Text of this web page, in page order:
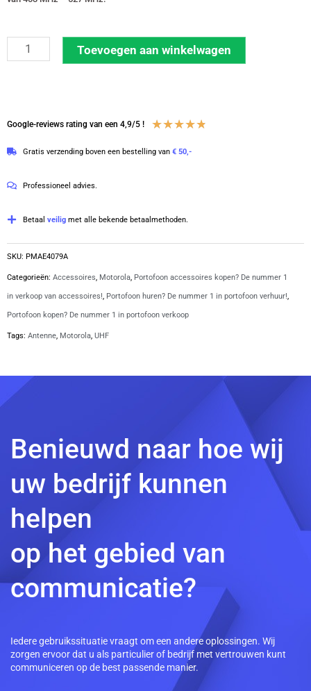
Motorola
antenne
serie
PMAE4079
Toevoegen aan winkelwagen
Google-reviews rating van een 4,9/5 ! ★★★★★
Gratis verzending boven een bestelling van € 50,-
Professioneel advies.
Betaal veilig met alle bekende betaalmethoden.
SKU: PMAE4079A
Categorieën: Accessoires, Motorola, Portofoon accessoires kopen? De nummer 1
in verkoop van accessoires!, Portofoon huren? De nummer 1 in portofoon verhuur!,
Portofoon kopen? De nummer 1 in portofoon verkoop
Tags: Antenne, Motorola, UHF
Benieuwd naar hoe wij
uw bedrijf kunnen
helpen
op het gebied van
communicatie?
Iedere gebruikssituatie vraagt om een andere oplossingen. Wij
zorgen ervoor dat u als particulier of bedrijf met vertrouwen kunt
communiceren op de best passende manier.